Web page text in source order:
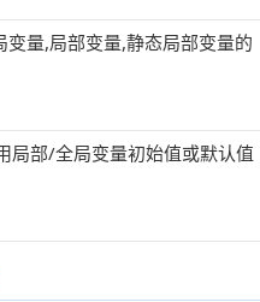
变量,局部变量,静态局部变量的
局部/全局变量初始值或默认值